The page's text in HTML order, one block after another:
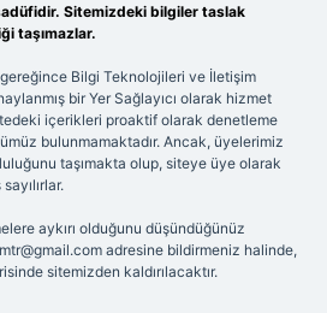
Sitemizdeki bilgiler taslak
taşımazlar.
gereğince Bilgi Teknolojileri ve İletişim
bir Yer Sağlayıcı olarak hizmet
içerikleri proaktif olarak denetleme
bulunmamaktadır. Ancak, üyelerimiz
taşımakta olup, siteye üye olarak
aykırı olduğunu düşündüğünüz
adresine bildirmeniz halinde,
sitemizden kaldırılacaktır.